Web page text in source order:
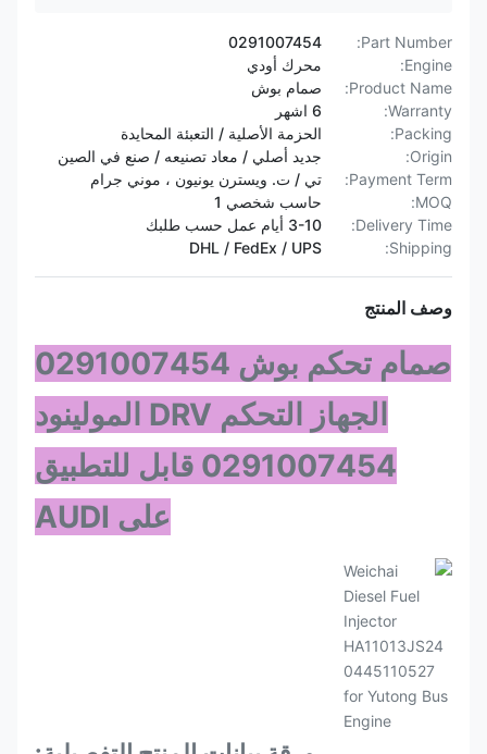
Part Number:
0291007454
Engine:
محرك أودي
Product Name:
صمام بوش
Warranty:
6 اشهر
Packing:
الحزمة الأصلية / التعبئة المحايدة
Origin:
جديد أصلي / معاد تصنيعه / صنع في الصين
Payment Term:
تي / ت. ويسترن يونيون ، موني جرام
MOQ:
حاسب شخصي 1
Delivery Time:
3-10 أيام عمل حسب طلبك
Shipping:
DHL / FedEx / UPS
وصف المنتج
صمام تحكم بوش 0291007454
الجهاز التحكم DRV المولينود
0291007454 قابل للتطبيق
على AUDI